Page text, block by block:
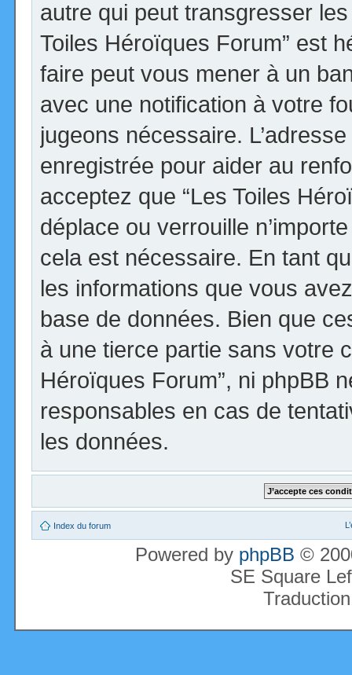
autre qui peut transgresser
Toiles Héroïques Forum” est
faire peut vous mener à un
avec une notification à votre
jugeons nécessaire.
enregistrée pour aider au
acceptez que “Les Toiles
déplace ou verrouille
cela est nécessaire. En tant
les informations que vous
base de données. Bien que
à une tierce partie sans votre
Héroïques Forum”, ni phpBB
responsables en cas de
les données.
Index du forum
Powered by phpBB ©
SE Square